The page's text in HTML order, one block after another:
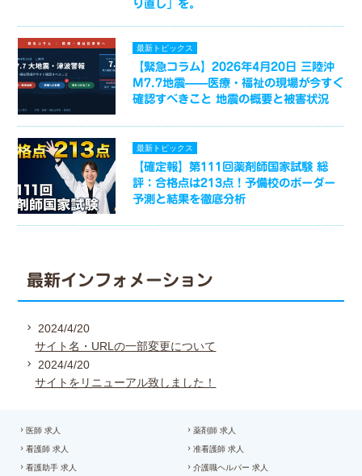
り直し」を。
最新トピックス
【緊急コラム】2026年4月20日 三陸沖
M7.7地震——医療・福祉の現場が今すぐ
確認すべきこと 地震の概要と被害状況
最新トピックス
【確定報】第111回薬剤師国家試験 総
評：合格点は213点！予備校のボーダー
予測と結果を徹底分析
最新インフォメーション
2024/4/20
サイト名・URLの一部変更について
2024/4/20
サイトをリニューアル致しました！
医師 求人 薬剤師 求人
看護師 求人 准看護師 求人
看護助手 求人 介護職ヘルパー 求人